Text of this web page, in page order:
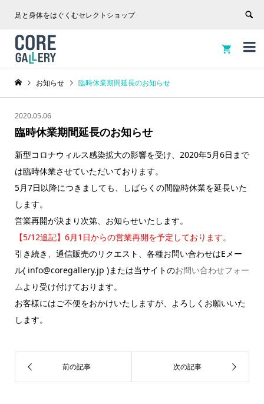
足と身体をはぐくむセレクトショップ


お知らせ 臨時休業期間延長のお知らせ
2020.05.06
臨時休業期間延長のお知らせ
新型コロナウィルス感染拡大の影響を受け、2020年5月6日まで
は臨時休業させていただいております。
5月7日以降につきましても、しばらくの間臨時休業を延長いた
します。
営業再開が決まり次第、お知らせいたします。
【5/12追記】6月1日からの営業再開を予定しております。
引き続き、通信販売のリクエスト、各種お問い合わせはEメー
ル( info@coregallery.jp )または当サイトのお問い合わせフォー
ムより受け付けております。
お客様にはご不便をおかけいたしますが、よろしくお願いいた
します。